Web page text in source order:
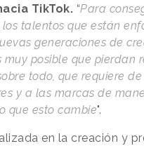
TikTok. “Para
talentos que están
generaciones de
posible que pierdan
todo, que requiere
y a las marcas de
que esto cambie".
en la creación y